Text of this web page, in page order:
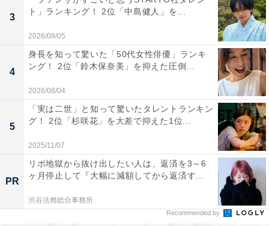
体の雰囲気が幻想的に感じられるため」（30代女性／大
阪府）、「湯畑のライトアップは毎晩行われていて、コ
バルトブルーの湯と湯けむりが幻想的に浮かび上がるか
ら」（50代男性／広島県）、「夜になると観光客も落ち
着き、静かな中に灯りが映える景色は格別で、温泉街全
体が光に包まれるような感覚が楽しめます。温泉に浸か
りながら湯畑周辺の光景を眺める時間は、非日常を感じ
られる特別な体験になると思います」（20代男性／愛知
県）といった声が集まりました。
※回答者からのコメントは原文ママです
3
ト」ランキング！ 2位「中島健人」を...
2026/08/05
4
身長を知って驚いた「50代女性俳優」ランキ
ング！ 2位「鈴木保奈美」を抑えた圧倒...
2026/08/04
5
「実は二世」と知って驚いたタレントランキン
グ！ 2位「杉咲花」を大差で抑えた1位...
2025/11/07
PR
リボ地獄から抜け出したい人は、返済を3～6
ヶ月停止して『大幅に減額してから返済す...
渋谷法務総合事務所
Recommended by